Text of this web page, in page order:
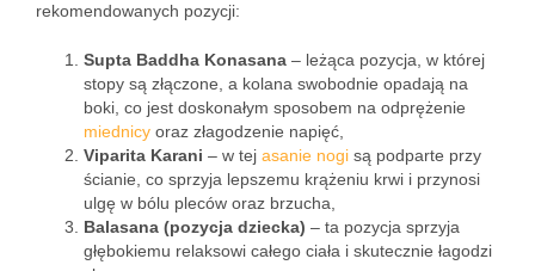
rekomendowanych pozycji:
Supta Baddha Konasana – leżąca pozycja, w której
stopy są złączone, a kolana swobodnie opadają na
boki, co jest doskonałym sposobem na odprężenie
miednicy oraz złagodzenie napięć,
Viparita Karani – w tej asanie nogi są podparte przy
ścianie, co sprzyja lepszemu krążeniu krwi i przynosi
ulgę w bólu pleców oraz brzucha,
Balasana (pozycja dziecka) – ta pozycja sprzyja
głębokiemu relaksowi całego ciała i skutecznie łagodzi